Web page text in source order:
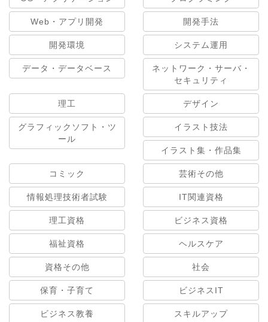
Web・アプリ開発 開発手法
開発環境 システム運用
データ・データベース
ネットワーク・サーバ・
セキュリティ
理工 デザイン
グラフィックソフト・ツ
ール
イラスト技法
イラスト集・作品集
コミック 芸術その他
情報処理技術者試験 IT関連資格
理工資格 ビジネス資格
福祉資格 ヘルスケア
資格その他 社会
保育・子育て ビジネスIT
ビジネス教養 スキルアップ